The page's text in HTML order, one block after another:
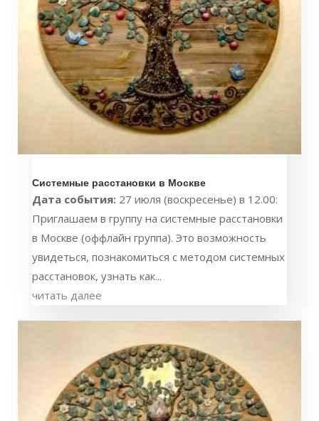
Системные расстановки в Москве
Дата события: 27 июля (воскресенье) в 12.00:
Приглашаем в группу на системные расстановки
в Москве (оффлайн группа). Это возможность
увидеться, познакомиться с методом системных
расстановок, узнать как...
читать далее